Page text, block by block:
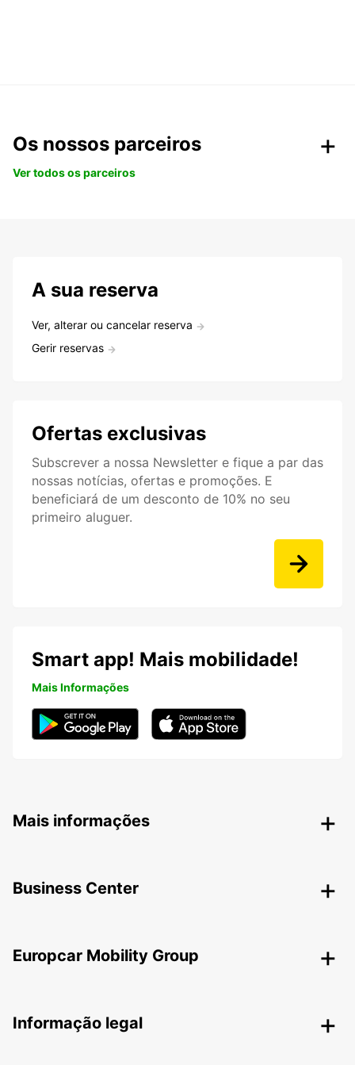
Os nossos parceiros
Ver todos os parceiros
A sua reserva
Ver, alterar ou cancelar reserva
Gerir reservas
Ofertas exclusivas
Subscrever a nossa Newsletter e fique a par das
nossas notícias, ofertas e promoções. E
beneficiará de um desconto de 10% no seu
primeiro aluguer.
Smart app! Mais mobilidade!
Mais Informações
Mais informações
Business Center
Europcar Mobility Group
Informação legal